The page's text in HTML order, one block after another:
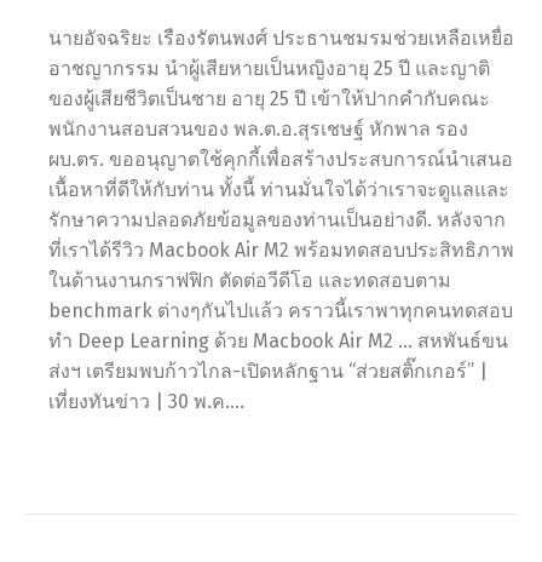
นายอัจฉริยะ เรืองรัตนพงศ์ ประธานชมรมช่วยเหลือเหยื่อ
อาชญากรรม นำผู้เสียหายเป็นหญิงอายุ 25 ปี และญาติ
ของผู้เสียชีวิตเป็นชาย อายุ 25 ปี เข้าให้ปากคำกับคณะ
พนักงานสอบสวนของ พล.ต.อ.สุรเชษฐ์ หักพาล รอง
ผบ.ตร. ขออนุญาตใช้คุกกี้เพื่อสร้างประสบการณ์นำเสนอ
เนื้อหาที่ดีให้กับท่าน ทั้งนี้ ท่านมั่นใจได้ว่าเราจะดูแลและ
รักษาความปลอดภัยข้อมูลของท่านเป็นอย่างดี. หลังจาก
ที่เราได้รีวิว Macbook Air M2 พร้อมทดสอบประสิทธิภาพ
ในด้านงานกราฟฟิก ตัดต่อวีดีโอ และทดสอบตาม
benchmark ต่างๆกันไปแล้ว คราวนี้เราพาทุกคนทดสอบ
ทำ Deep Learning ด้วย Macbook Air M2 … สหพันธ์ขน
ส่งฯ เตรียมพบก้าวไกล-เปิดหลักฐาน “ส่วยสติ๊กเกอร์” |
เที่ยงทันข่าว | 30 พ.ค….